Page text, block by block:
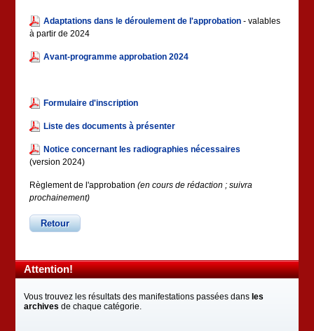
Adaptations dans le déroulement de l'approbation - valables
à partir de 2024
Avant-programme approbation 2024
Formulaire d'inscription
Liste des documents à présenter
Notice concernant les radiographies nécessaires
(version 2024)
Règlement de l'approbation(en cours de rédaction ; suivra
prochainement)
Retour
Attention!
Vous trouvez les résultats des manifestations passées dans les
archives de chaque catégorie.